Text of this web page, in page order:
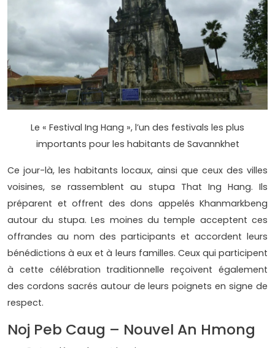
Le « Festival Ing Hang », l’un des festivals les plus
importants pour les habitants de Savannkhet
Ce jour-là, les habitants locaux, ainsi que ceux des villes
voisines, se rassemblent au stupa That Ing Hang. Ils
préparent et offrent des dons appelés Khanmarkbeng
autour du stupa. Les moines du temple acceptent ces
offrandes au nom des participants et accordent leurs
bénédictions à eux et à leurs familles. Ceux qui participent
à cette célébration traditionnelle reçoivent également
des cordons sacrés autour de leurs poignets en signe de
respect.
Noj Peb Caug – Nouvel An Hmong